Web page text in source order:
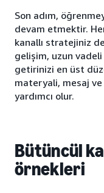
Son adım,
devam etmektir.
kanallı stratejiniz
gelişim, uzun
getirinizi en üst
materyali, mesaj
yardımcı olur.
Bütüncül
örnekleri